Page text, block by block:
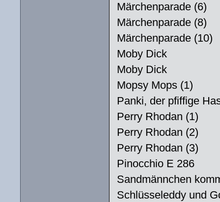
Märchenparade (6)
Märchenparade (8)
Märchenparade (10)
Moby Dick
Moby Dick
Mopsy Mops (1)
Panki, der pfiffige
Perry Rhodan (1)
Perry Rhodan (2)
Perry Rhodan (3)
Pinocchio E 286
Sandmännchen
Schlüsseleddy und